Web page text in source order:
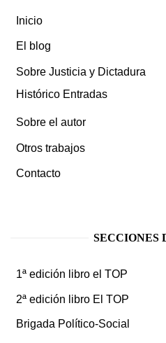
Inicio
El blog
Sobre Justicia y Dictadura
Histórico Entradas
Sobre el autor
Otros trabajos
Contacto
SECCIONES
1ª edición libro el TOP
2ª edición libro El TOP
Brigada Político-Social